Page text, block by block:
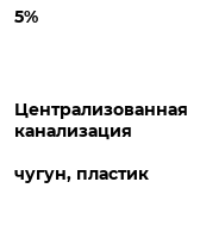
5%
Централизованная
канализация
чугун, пластик